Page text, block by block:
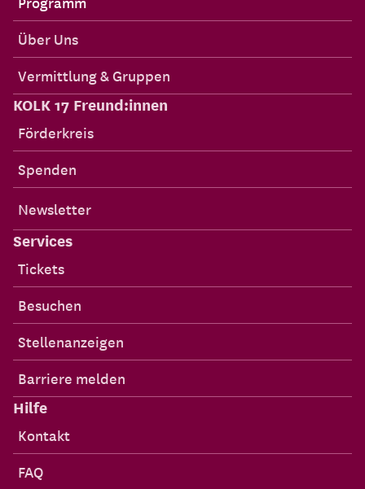
Über Uns
Vermittlung & Gruppen
KOLK 17 Freund:innen
Förderkreis
Spenden
Newsletter
Services
Tickets
Besuchen
Stellenanzeigen
Barriere melden
Hilfe
Kontakt
FAQ